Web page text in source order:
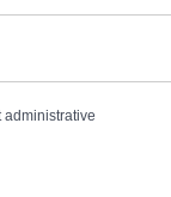
administrative